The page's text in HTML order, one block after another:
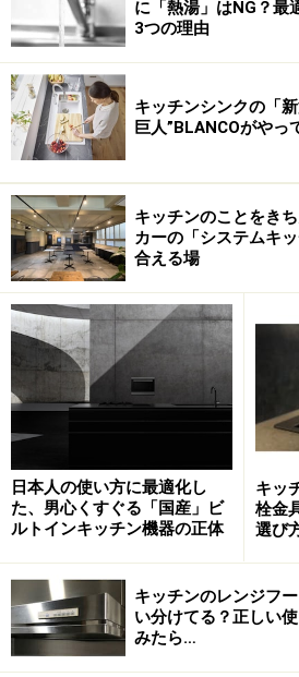
九谷焼、 薩摩焼、信楽焼、 瀬
滑焼、萩焼、
濃焼の17産地を集めた展示。
るサイトへのリンクアドレスとなってい
なサイトがありますからご了解ください）
美濃焼の展示
薩摩焼の展示
■「漆」のある暮らし
輪島塗
山中漆器 津軽
の出展。各ブースの展示は産地の
ーディネートを担当している。
（
れるサイトへのリンクアドレスとなってい
ろなサイトがありますからご了解ください
に「熱湯」はNG？最
3つの理由
キッチンシンクの「
巨人”BLANCOがやっ
キッチンのことをき
カーの「システムキ
合える場
日本人の使い方に最適化し
た、男心くすぐる「国産」ビ
ルトインキッチン機器の正体
キッ
栓金
選び
キッチンのレンジフ
い分けてる？正しい
みたら…